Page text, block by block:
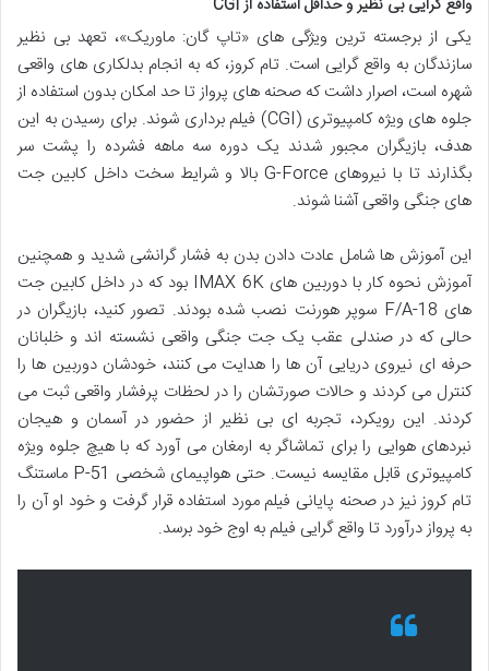
واقع گرایی بی نظیر و حداقل استفاده از CGI
یکی از برجسته ترین ویژگی های «تاپ گان: ماوریک»، تعهد بی نظیر
سازندگان به واقع گرایی است. تام کروز، که به انجام بدلکاری های واقعی
شهره است، اصرار داشت که صحنه های پرواز تا حد امکان بدون استفاده از
جلوه های ویژه کامپیوتری (CGI) فیلم برداری شوند. برای رسیدن به این
هدف، بازیگران مجبور شدند یک دوره سه ماهه فشرده را پشت سر
بگذارند تا با نیروهای G-Force بالا و شرایط سخت داخل کابین جت
های جنگی واقعی آشنا شوند.
این آموزش ها شامل عادت دادن بدن به فشار گرانشی شدید و همچنین
آموزش نحوه کار با دوربین های IMAX 6K بود که در داخل کابین جت
های F/A-18 سوپر هورنت نصب شده بودند. تصور کنید، بازیگران در
حالی که در صندلی عقب یک جت جنگی واقعی نشسته اند و خلبانان
حرفه ای نیروی دریایی آن ها را هدایت می کنند، خودشان دوربین ها را
کنترل می کردند و حالات صورتشان را در لحظات پرفشار واقعی ثبت می
کردند. این رویکرد، تجربه ای بی نظیر از حضور در آسمان و هیجان
نبردهای هوایی را برای تماشاگر به ارمغان می آورد که با هیچ جلوه ویژه
کامپیوتری قابل مقایسه نیست. حتی هواپیمای شخصی P-51 ماستنگ
تام کروز نیز در صحنه پایانی فیلم مورد استفاده قرار گرفت و خود او آن را
به پرواز درآورد تا واقع گرایی فیلم به اوج خود برسد.